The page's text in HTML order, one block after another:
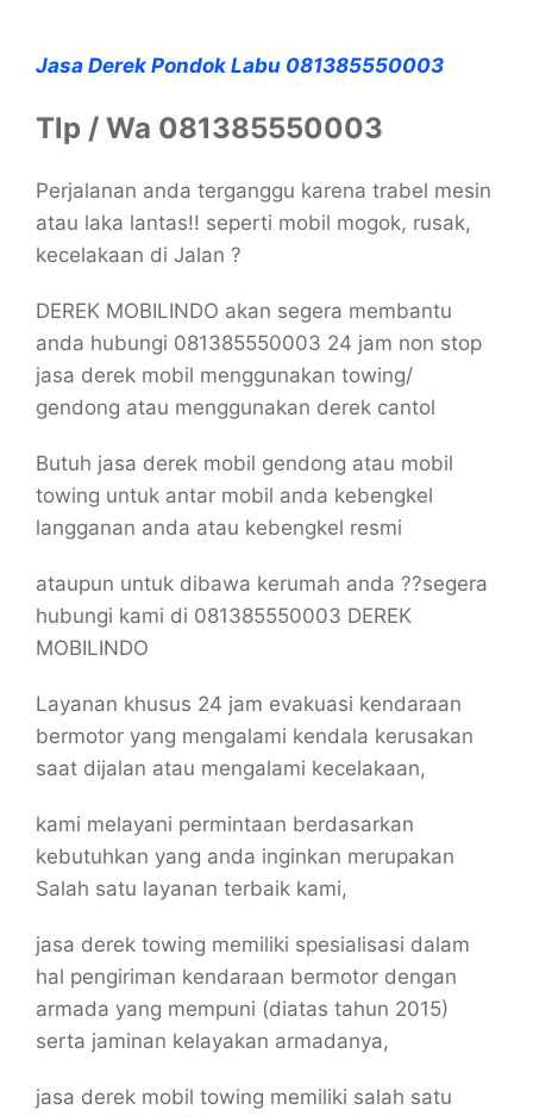
Jasa Derek Pondok Labu 081385550003
Tlp / Wa 081385550003
Perjalanan anda terganggu karena trabel mesin
atau laka lantas!! seperti mobil mogok, rusak,
kecelakaan di Jalan ?
DEREK MOBILINDO akan segera membantu
anda hubungi 081385550003 24 jam non stop
jasa derek mobil menggunakan towing/
gendong atau menggunakan derek cantol
Butuh jasa derek mobil gendong atau mobil
towing untuk antar mobil anda kebengkel
langganan anda atau kebengkel resmi
ataupun untuk dibawa kerumah anda ??segera
hubungi kami di 081385550003 DEREK
MOBILINDO
Layanan khusus 24 jam evakuasi kendaraan
bermotor yang mengalami kendala kerusakan
saat dijalan atau mengalami kecelakaan,
kami melayani permintaan berdasarkan
kebutuhkan yang anda inginkan merupakan
Salah satu layanan terbaik kami,
jasa derek towing memiliki spesialisasi dalam
hal pengiriman kendaraan bermotor dengan
armada yang mempuni (diatas tahun 2015)
serta jaminan kelayakan armadanya,
jasa derek mobil towing memiliki salah satu